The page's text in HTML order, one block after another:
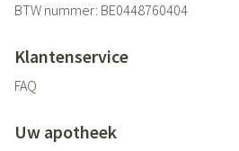
BTW nummer: BE0448760404
Klantenservice
FAQ
Uw apotheek